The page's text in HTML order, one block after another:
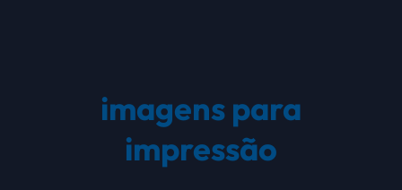
imagens para
impressão